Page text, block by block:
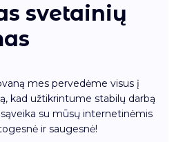
svetainių
mes pervedėme visus į
kad užtikrintume stabilų darbą
su mūsų internetinėmis
ir saugesnė!